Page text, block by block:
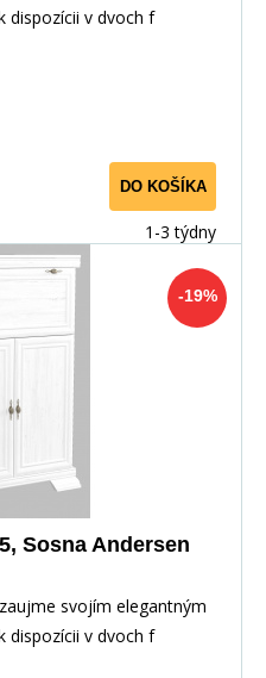
dispozícii v dvoch f
DO KOŠÍKA
1-3 týdny
-19%
Sosna Andersen
svojím elegantným
dispozícii v dvoch f